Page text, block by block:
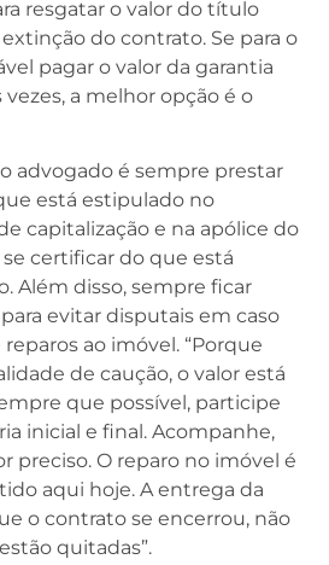
resgatar o valor do título
do contrato. Se para o
pagar o valor da garantia
a melhor opção é o
advogado é sempre prestar
está estipulado no
capitalização e na apólice do
certificar do que está
Além disso, sempre ficar
evitar disputais em caso
ao imóvel. “Porque
de caução, o valor está
que possível, participe
inicial e final. Acompanhe,
preciso. O reparo no imóvel é
aqui hoje. A entrega da
o contrato se encerrou, não
quitadas”.